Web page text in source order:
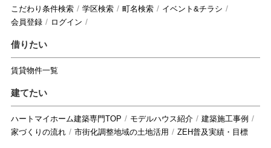
こだわり条件検索
学区検索 町名検索
イベント&チラシ
会員登録
ログイン
借りたい
賃貸物件一覧
建てたい
ハートマイホーム建築専門TOP モデルハウス紹介
建築施工事例
家づくりの流れ
市街化調整地域の土地活用 ZEH普及実績・目標